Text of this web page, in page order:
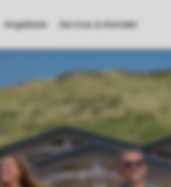
Angebote Service & Kontakt